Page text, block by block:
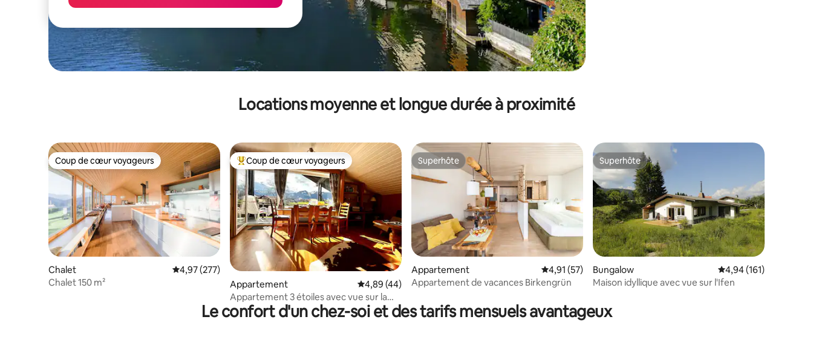
Locations moyenne et longue durée à proximité
Coup de cœur voyageurs
Coup de cœur voyageurs
Chalet Évaluation moyenne sur la base de 277 commentaires : 4,97 sur 5
4,97 (277)
Chalet 150 m²
Coups de cœur voyageurs les plus appréciés
Coup de cœur voyageurs
Appartement Évaluation moyenne sur la base de 44 commentaires : 4,89 sur 5
4,89 (44)
Appartement 3 étoiles avec vue sur la
montagne
Superhôte
Superhôte
Appartement Évaluation moyenne sur la base de 57 commentaires : 4,91 sur 5
4,91 (57)
Appartement de vacances Birkengrün
Superhôte
Superhôte
Bungalow Évaluation moyenne
4,94 (161)
Maison idyllique avec vue sur l'Ifen
Le confort d'un chez-soi et des tarifs mensuels avantageux